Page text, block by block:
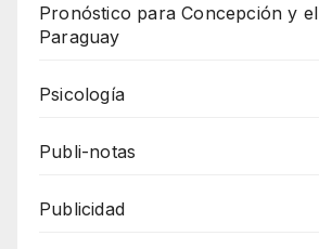
Pronóstico para Concepción y
Paraguay
Psicología
Publi-notas
Publicidad